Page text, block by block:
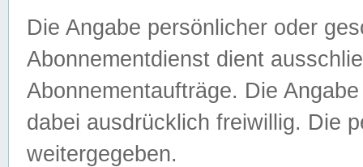
Die Angabe persönlicher oder
Abonnementdienst dient
Abonnementaufträge. Die
dabei ausdrücklich freiwillig. Die
weitergegeben.